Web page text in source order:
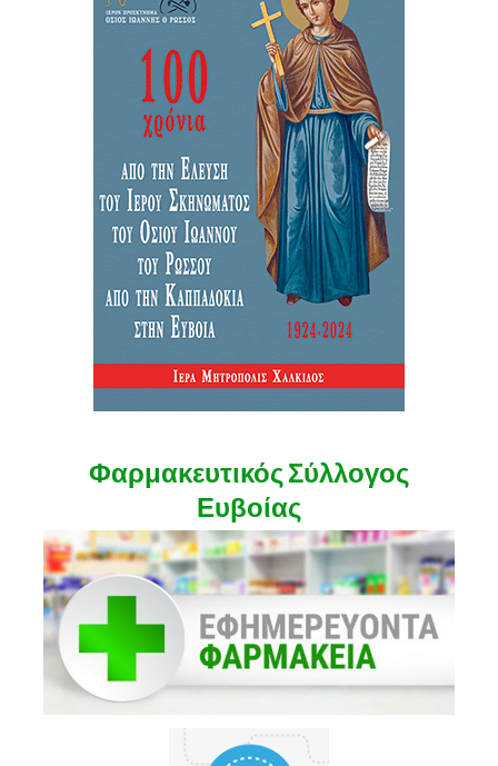
Φαρμακευτικός Σύλλογος
Ευβοίας